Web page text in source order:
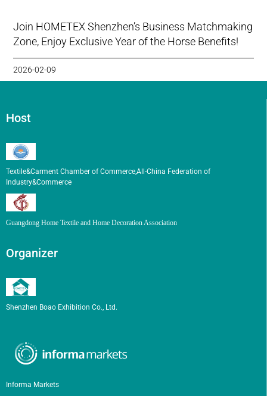
Join HOMETEX Shenzhen’s Business Matchmaking
Zone, Enjoy Exclusive Year of the Horse Benefits!
2026-02-09
Host
Textile&Carment Chamber of Commerce,All-China Federation of
Industry&Commerce
Guangdong Home Textile and Home Decoration Association
Organizer
Shenzhen Boao Exhibition Co., Ltd.
Informa Markets